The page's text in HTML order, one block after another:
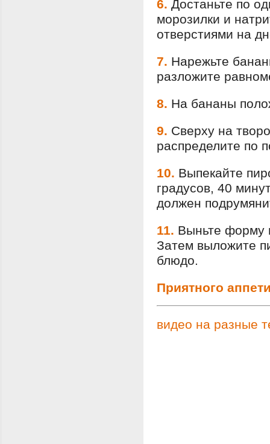
6. Достаньте по
морозилки и
отверстиями на
7. Нарежьте
разложите
8. На бананы
9. Сверху на
распределите по
10. Выпекайте
градусов, 40
должен
11. Выньте форму
Затем выложите
блюдо.
Приятного
видео на разные